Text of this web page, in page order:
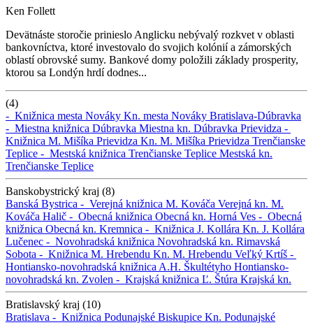
Ken Follett
Devätnáste storočie prinieslo Anglicku nebývalý rozkvet v oblasti
bankovníctva, ktoré investovalo do svojich kolónií a zámorských
oblastí obrovské sumy. Bankové domy položili základy prosperity,
ktorou sa Londýn hrdí dodnes...
(4)
- Knižnica mesta Nováky Kn. mesta Nováky Bratislava-Dúbravka
- Miestna knižnica Dúbravka Miestna kn. Dúbravka Prievidza -
Knižnica M. Mišíka Prievidza Kn. M. Mišíka Prievidza Trenčianske
Teplice - Mestská knižnica Trenčianske Teplice Mestská kn.
Trenčianske Teplice
Banskobystrický kraj (8)
Banská Bystrica - Verejná knižnica M. Kováča Verejná kn. M.
Kováča Halič - Obecná knižnica Obecná kn. Horná Ves - Obecná
knižnica Obecná kn. Kremnica - Knižnica J. Kollára Kn. J. Kollára
Lučenec - Novohradská knižnica Novohradská kn. Rimavská
Sobota - Knižnica M. Hrebendu Kn. M. Hrebendu Veľký Krtíš -
Hontiansko-novohradská knižnica A.H. Škultétyho Hontiansko-
novohradská kn. Zvolen - Krajská knižnica Ľ. Štúra Krajská kn.
Bratislavský kraj (10)
Bratislava - Knižnica Podunajské Biskupice Kn. Podunajské